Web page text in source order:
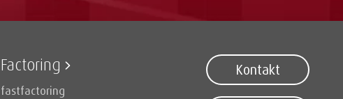
Kontakt
Factoring
fastfactoring